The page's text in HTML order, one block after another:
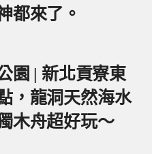
都來了。
園 | 新北貢寮東
，龍洞天然海水
木舟超好玩～